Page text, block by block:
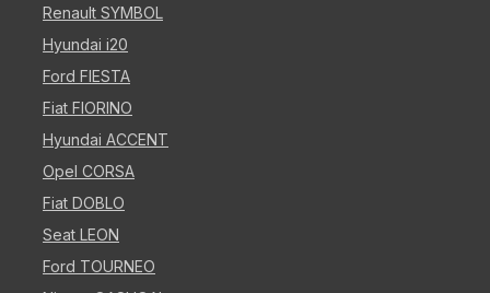
Renault SYMBOL
Hyundai i20
Ford FIESTA
Fiat FIORINO
Hyundai ACCENT
Opel CORSA
Fiat DOBLO
Seat LEON
Ford TOURNEO